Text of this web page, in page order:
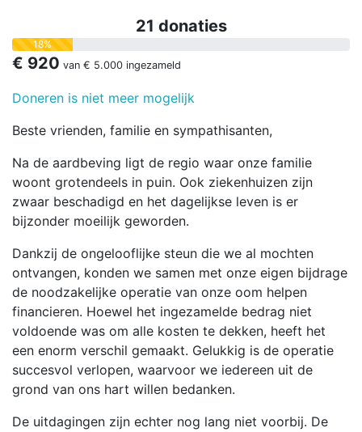
21 donaties
18%
€ 920 van € 5.000 ingezameld
Doneren is niet meer mogelijk
Beste vrienden, familie en sympathisanten,
Na de aardbeving ligt de regio waar onze familie
woont grotendeels in puin. Ook ziekenhuizen zijn
zwaar beschadigd en het dagelijkse leven is er
bijzonder moeilijk geworden.
Dankzij de ongelooflijke steun die we al mochten
ontvangen, konden we samen met onze eigen bijdrage
de noodzakelijke operatie van onze oom helpen
financieren. Hoewel het ingezamelde bedrag niet
voldoende was om alle kosten te dekken, heeft het
een enorm verschil gemaakt. Gelukkig is de operatie
succesvol verlopen, waarvoor we iedereen uit de
grond van ons hart willen bedanken.
De uitdagingen zijn echter nog lang niet voorbij. De